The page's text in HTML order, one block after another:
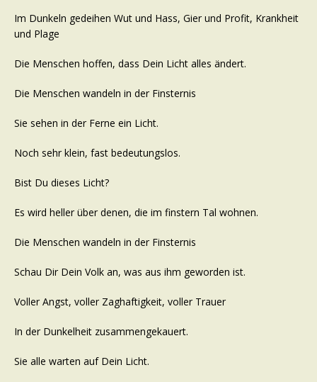
Im Dunkeln gedeihen Wut und Hass, Gier und Profit, Krankheit
und Plage
Die Menschen hoffen, dass Dein Licht alles ändert.
Die Menschen wandeln in der Finsternis
Sie sehen in der Ferne ein Licht.
Noch sehr klein, fast bedeutungslos.
Bist Du dieses Licht?
Es wird heller über denen, die im finstern Tal wohnen.
Die Menschen wandeln in der Finsternis
Schau Dir Dein Volk an, was aus ihm geworden ist.
Voller Angst, voller Zaghaftigkeit, voller Trauer
In der Dunkelheit zusammengekauert.
Sie alle warten auf Dein Licht.